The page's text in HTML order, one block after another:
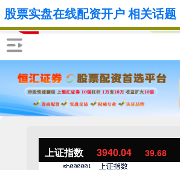
上证指数 3940.04 39.68
股票实盘在线配资开户 相关话题